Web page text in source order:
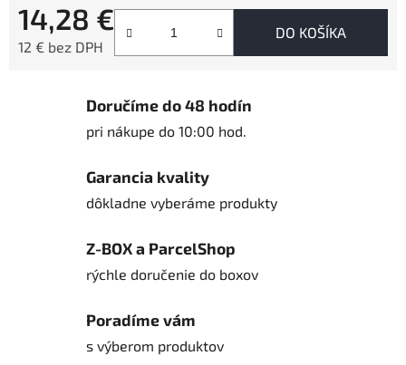
14,28 €
12 € bez DPH
DO KOŠÍKA
Doručíme do 48 hodín
pri nákupe do 10:00 hod.
Garancia kvality
dôkladne vyberáme produkty
Z-BOX a ParcelShop
rýchle doručenie do boxov
Poradíme vám
s výberom produktov